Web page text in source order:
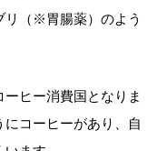
リ（※胃腸薬）のよう
ヒー消費国となりま
コーヒーがあり、自